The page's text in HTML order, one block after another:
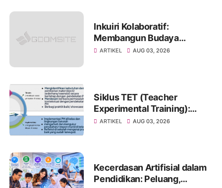
Inkuiri Kolaboratif:
Membangun Budaya
Reflektif untuk
ARTIKEL AUG 03, 2026
Siklus TET (Teacher
Experimental Training):
Pendekatan Pembelajaran
Pendidikan
ARTIKEL AUG 03, 2026
Kecerdasan Artifisial dalam
Pendidikan: Peluang,